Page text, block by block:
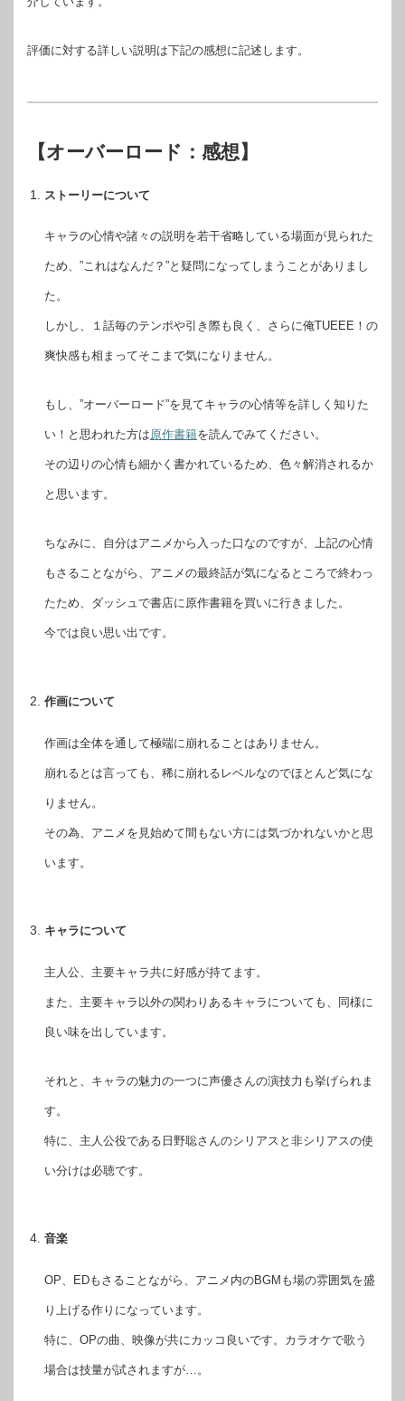
評価に対する詳しい説明は下記の感想に記述します。
【オーバーロード：感想】
ストーリーについて
キャラの心情や諸々の説明を若干省略している場面が見られた
ため、”これはなんだ？”と疑問になってしまうことがありまし
た。
しかし、１話毎のテンポや引き際も良く、さらに俺TUEEE！の
爽快感も相まってそこまで気になりません。
もし、”オーバーロード”を見てキャラの心情等を詳しく知りた
い！と思われた方は原作書籍を読んでみてください。
その辺りの心情も細かく書かれているため、色々解消されるか
と思います。
ちなみに、自分はアニメから入った口なのですが、上記の心情
もさることながら、アニメの最終話が気になるところで終わっ
たため、ダッシュで書店に原作書籍を買いに行きました。
今では良い思い出です。
作画について
作画は全体を通して極端に崩れることはありません。
崩れるとは言っても、稀に崩れるレベルなのでほとんど気にな
りません。
その為、アニメを見始めて間もない方には気づかれないかと思
います。
キャラについて
主人公、主要キャラ共に好感が持てます。
また、主要キャラ以外の関わりあるキャラについても、同様に
良い味を出しています。
それと、キャラの魅力の一つに声優さんの演技力も挙げられま
す。
特に、主人公役である日野聡さんのシリアスと非シリアスの使
い分けは必聴です。
音楽
OP、EDもさることながら、アニメ内のBGMも場の雰囲気を盛
り上げる作りになっています。
特に、OPの曲、映像が共にカッコ良いです。カラオケで歌う
場合は技量が試されますが…。